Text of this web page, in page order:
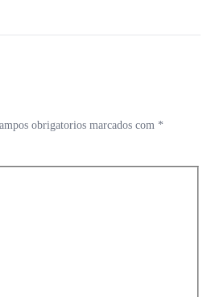
obrigatorios marcados com *